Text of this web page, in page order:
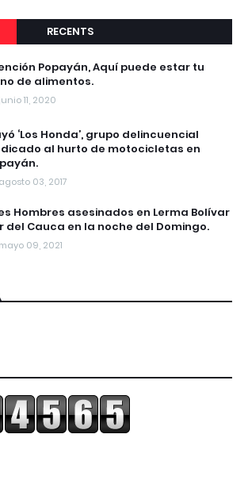
RECENTS
Popayán, Aquí puede estar tu
de alimentos.
junio 11, 2020
‘Los Honda’, grupo delincuencial
al hurto de motocicletas en
agosto 03, 2017
Hombres asesinados en Lerma Bolívar
del Cauca en la noche del Domingo.
mayo 09, 2021